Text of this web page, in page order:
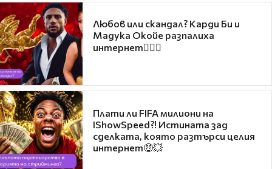
Любов или скандал? Карди Би и
Мадука Окойе разпалиха
интернет❤️‍🔥🔥
Плати ли FIFA милиони на
IShowSpeed?! Истината зад
сделката, която разтърси целия
интернет🤑💥